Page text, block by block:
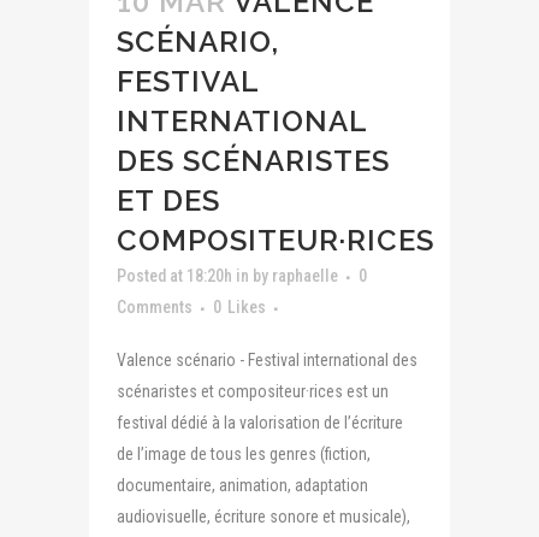
SCÉNARIO,
FESTIVAL
INTERNATIONAL
DES SCÉNARISTES
ET DES
COMPOSITEUR·RICES
Posted at 18:20h in by raphaelle
0
Comments
0 Likes
Valence scénario - Festival international des
scénaristes et compositeur·rices est un
festival dédié à la valorisation de l’écriture
de l’image de tous les genres (fiction,
documentaire, animation, adaptation
audiovisuelle, écriture sonore et musicale),